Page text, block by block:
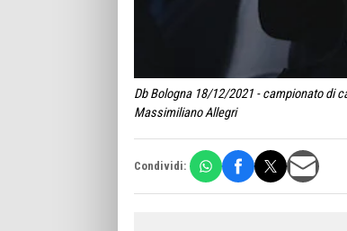
Db Bologna 18/12/2021 - campionato di
Massimiliano Allegri
Condividi: